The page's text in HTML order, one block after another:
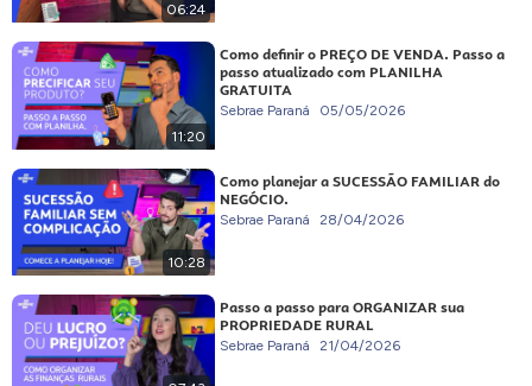
06:24
11:20
Como definir o PREÇO DE VENDA. Passo a
passo atualizado com PLANILHA
GRATUITA
Sebrae Paraná 05/05/2026
10:28
Como planejar a SUCESSÃO FAMILIAR do
NEGÓCIO.
Sebrae Paraná 28/04/2026
Passo a passo para ORGANIZAR sua
PROPRIEDADE RURAL
Sebrae Paraná 21/04/2026